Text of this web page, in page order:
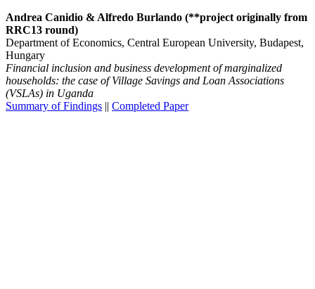
Andrea Canidio & Alfredo Burlando (**project originally from
RRC13 round)
Department of Economics, Central European University, Budapest,
Hungary
Financial inclusion and business development of marginalized
households: the case of Village Savings and Loan Associations
(VSLAs) in Uganda
Summary of Findings || Completed Paper